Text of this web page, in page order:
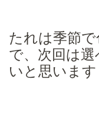
たれは季節
で、次回は
いと思います